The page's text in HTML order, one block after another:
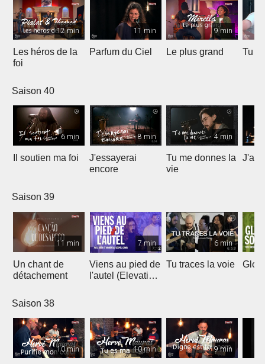
12 min
Les héros de la
foi
11 min
Parfum du Ciel
9 min
Le plus grand Tu
Saison 40
6 min
Il soutien ma foi
8 min
J'essayerai
encore
4 min
Tu me donnes la
vie
J'ai
Saison 39
11 min
Un chant de
détachement
7 min
Viens au pied de
l'autel (Elevation
6 min
Tu traces la voie
Saison 38
10 min 10 min 9 min